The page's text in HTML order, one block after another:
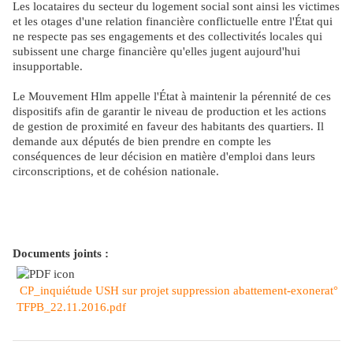
Les locataires du secteur du logement social sont ainsi les victimes
et les otages d'une relation financière conflictuelle entre l'État qui
ne respecte pas ses engagements et des collectivités locales qui
subissent une charge financière qu'elles jugent aujourd'hui
insupportable.
Le Mouvement Hlm appelle l'État à maintenir la pérennité de ces
dispositifs afin de garantir le niveau de production et les actions
de gestion de proximité en faveur des habitants des quartiers. Il
demande aux députés de bien prendre en compte les
conséquences de leur décision en matière d'emploi dans leurs
circonscriptions, et de cohésion nationale.
Documents joints :
CP_inquiétude USH sur projet suppression abattement-exonerat°
TFPB_22.11.2016.pdf